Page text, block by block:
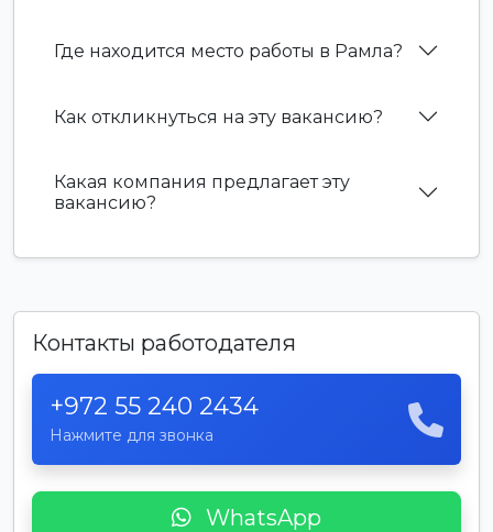
Где находится место работы в Рамла?
Как откликнуться на эту вакансию?
Какая компания предлагает эту
вакансию?
Контакты работодателя
+972 55 240 2434
Нажмите для звонка
WhatsApp